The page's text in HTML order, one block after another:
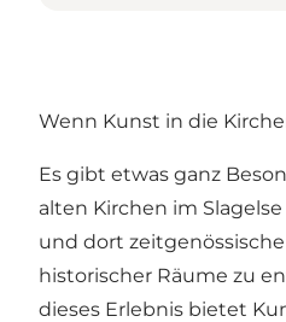
Wenn Kunst in die
Es gibt etwas ganz
alten Kirchen im
und dort
historischer Räume zu
dieses Erlebnis bietet